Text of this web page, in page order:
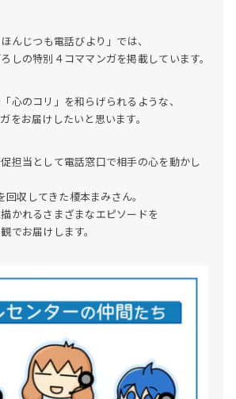
んじつも電話びより」では、
しの特別４コママンガを掲載しています。
心のコリ」を和らげられるような、
をお届けしたいと思います。
担当として電話窓口で相手の心を動かし
収してきた榎本まみさん。
かれるさまざまなエピソードを
でお届けします。